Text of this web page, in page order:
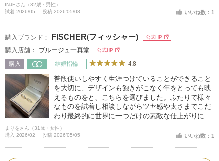
INJEさん（32歳・男性）
試着 2026/05
投稿 2026/05/08 いいね数：1
購入ブランド： FISCHER(フィッシャー) 公式HP
購入店舗： ブルージュ一真堂 公式HP
購入 結婚指輪 4.8
普段使いしやすく生涯つけていることができること
を大切に、デザインも飽きがこなく年をとっても映
えるものをと、こちらを選びました。ふたりで様々
なものを試着し相談しながらツヤ感や太さまでこだ
わり最終的に世界に一つだけの素敵な仕上がりにな
ったと思います。着け心地もとてもよく普段アクセ
サリーをつけない彼も違和感なく着用しています。
まりをさん（31歳・女性）
購入 2026/02
投稿 2026/05/05 いいね数：1